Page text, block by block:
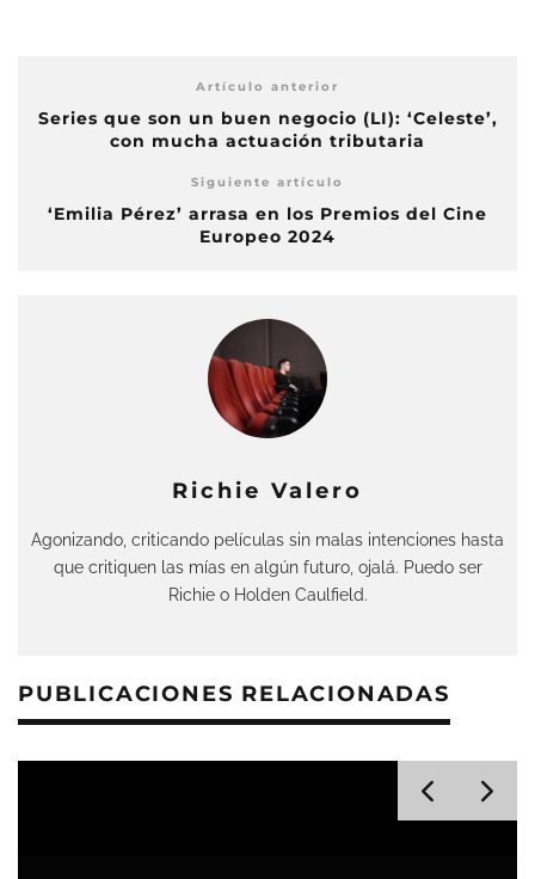
Artículo anterior
Series que son un buen negocio (LI): ‘Celeste’,
con mucha actuación tributaria
Siguiente artículo
‘Emilia Pérez’ arrasa en los Premios del Cine
Europeo 2024
Richie Valero
Agonizando, criticando películas sin malas intenciones hasta
que critiquen las mías en algún futuro, ojalá. Puedo ser
Richie o Holden Caulfield.
PUBLICACIONES RELACIONADAS